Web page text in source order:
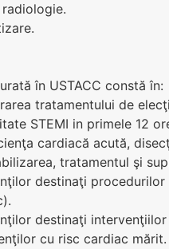
în USTACC constă în:
tratamentului de
STEMI in primele 12
cardiacă acută,
tratamentul şi
destinaţi
destinaţi
cu risc cardiac mărit.